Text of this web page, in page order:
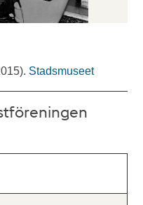
Stadsmuseet